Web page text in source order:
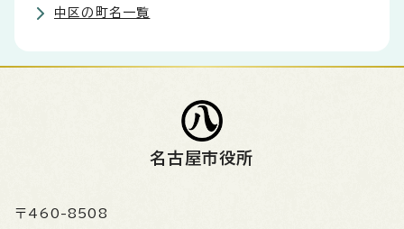
中区の町名一覧
名古屋市役所
〒460-8508